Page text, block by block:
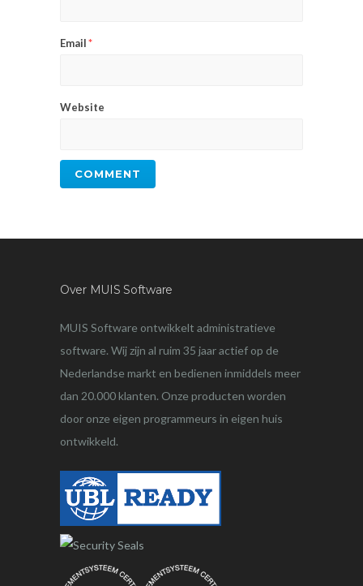
Email*
Website
Over MUIS Software
MUIS Software ontwikkelt administratieve
software. Wij zijn al ruim 35 jaar actief op de
Nederlandse markt en bedienen inmiddels meer
dan 20.000 klanten. Onze producten worden
door onze eigen programmeurs in eigen huis
ontwikkeld.